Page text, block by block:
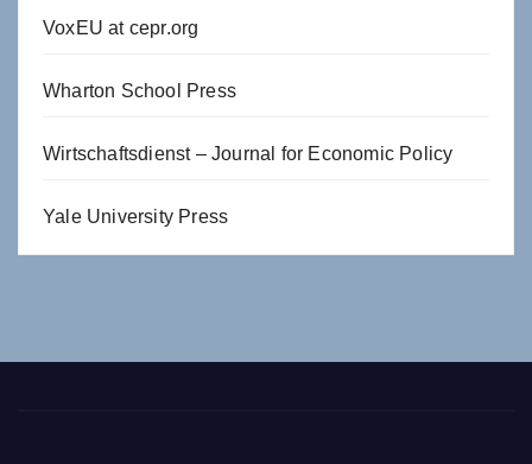
VoxEU at cepr.org
Wharton School Press
Wirtschaftsdienst – Journal for Economic Policy
Yale University Press